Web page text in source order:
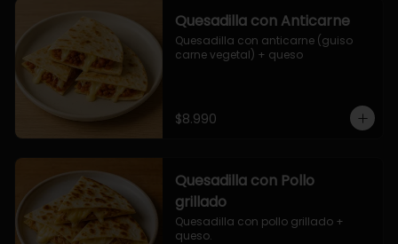
Quesadilla con Anticarne
Quesadilla con anticarne (guiso
carne vegetal) + queso
$8.990
Quesadilla con Pollo
grillado
Quesadilla con pollo grillado +
queso.